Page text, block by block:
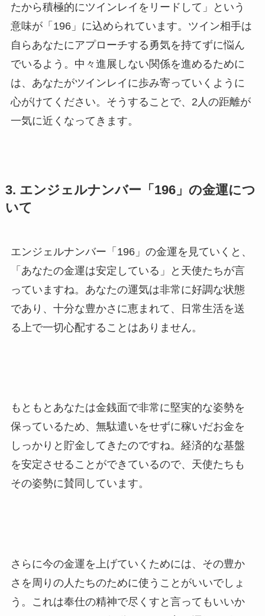
たから積極的にツインレイをリードして」という
意味が「196」に込められています。ツイン相手は
自らあなたにアプローチする勇気を持てずに悩ん
でいるよう。中々進展しない関係を進めるために
は、あなたがツインレイに歩み寄っていくように
心がけてください。そうすることで、2人の距離が
一気に近くなってきます。
3. エンジェルナンバー「196」の金運につ
いて
エンジェルナンバー「196」の金運を見ていくと、
「あなたの金運は安定している」と天使たちが言
っていますね。あなたの運気は非常に好調な状態
であり、十分な豊かさに恵まれて、日常生活を送
る上で一切心配することはありません。
もともとあなたは金銭面で非常に堅実的な姿勢を
保っているため、無駄遣いをせずに稼いだお金を
しっかりと貯金してきたのですね。経済的な基盤
を安定させることができているので、天使たちも
その姿勢に賛同しています。
さらに今の金運を上げていくためには、その豊か
さを周りの人たちのために使うことがいいでしょ
う。これは奉仕の精神で尽くすと言ってもいいか